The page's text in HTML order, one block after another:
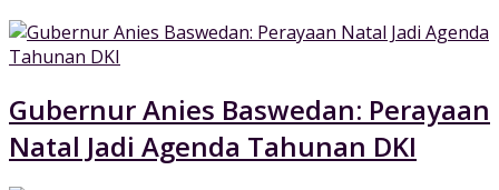
Gubernur Anies Baswedan: Perayaan
Natal Jadi Agenda Tahunan DKI